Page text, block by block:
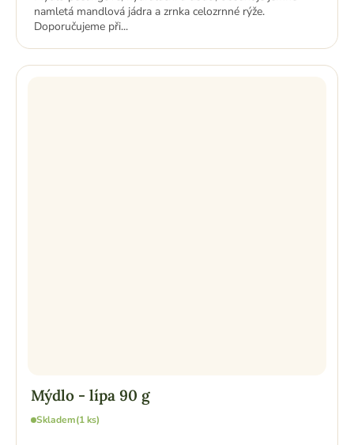
namletá mandlová jádra a zrnka celozrnné rýže.
Doporučujeme při...
Mýdlo - lípa 90 g
Skladem(1 ks)